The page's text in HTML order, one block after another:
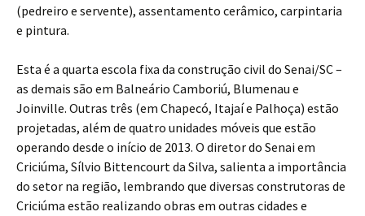
(pedreiro e servente), assentamento cerâmico, carpintaria
e pintura.
Esta é a quarta escola fixa da construção civil do Senai/SC –
as demais são em Balneário Camboriú, Blumenau e
Joinville. Outras três (em Chapecó, Itajaí e Palhoça) estão
projetadas, além de quatro unidades móveis que estão
operando desde o início de 2013. O diretor do Senai em
Criciúma, Sílvio Bittencourt da Silva, salienta a importância
do setor na região, lembrando que diversas construtoras de
Criciúma estão realizando obras em outras cidades e